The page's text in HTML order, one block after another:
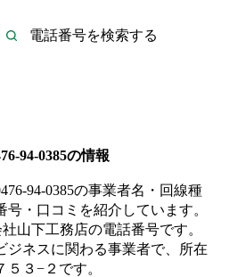
94-0385の情報
94-0385の事業者名・回線種
・口コミを紹介しています。
山下工務店の電話番号です。
ジネスに関わる事業者で、所在
５３−２ です。